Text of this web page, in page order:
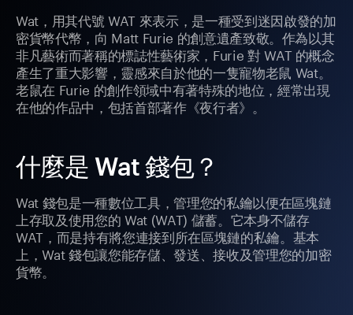
Wat，用其代號 WAT 來表示，是一種受到迷因啟發的加
密貨幣代幣，向 Matt Furie 的創意遺產致敬。作為以其
非凡藝術而著稱的標誌性藝術家，Furie 對 WAT 的概念
產生了重大影響，靈感來自於他的一隻寵物老鼠 Wat。
老鼠在 Furie 的創作領域中有著特殊的地位，經常出現
在他的作品中，包括首部著作《夜行者》。
什麼是 Wat 錢包？
Wat 錢包是一種數位工具，管理您的私鑰以便在區塊鏈
上存取及使用您的 Wat (WAT) 儲蓄。它本身不儲存
WAT，而是持有將您連接到所在區塊鏈的私鑰。基本
上，Wat 錢包讓您能存儲、發送、接收及管理您的加密
貨幣。